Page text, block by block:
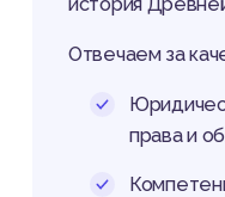
Отвечаем за
права и